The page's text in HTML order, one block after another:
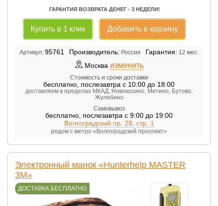
ГАРАНТИЯ ВОЗВРАТА ДЕНЕГ - 3 НЕДЕЛИ!
Купить в 1 клик Добавить в корзину
Артикул: 95761 Производитель: Россия Гарантия: 12 мес.
Москва изменить
Стоимость и сроки доставки
бесплатно послезавтра с 10:00 до 18:00
доставляем в пределах МКАД, Новокосино, Митино, Бутово,
Жулебино
Самовывоз
бесплатно послезавтра с 9:00 до 19:00
Волгоградский пр. 28, стр. 1
рядом с метро «Волгоградский проспект»
Электронный манок «Hunterhelp MASTER
3M»
ДОСТАВКА БЕСПЛАТНО